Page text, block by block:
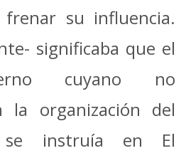
su influencia.
significaba que el
cuyano no
la organización del
se instruía en El